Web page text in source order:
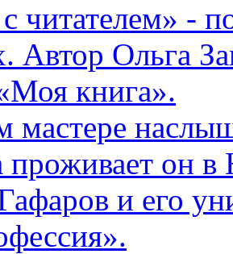
читателем» -
Автор Ольга
книга».
мастере
проживает он
и его